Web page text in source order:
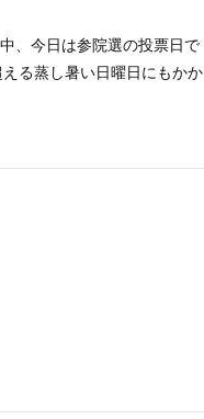
、今日は参院選の投票日で
る蒸し暑い日曜日にもかか